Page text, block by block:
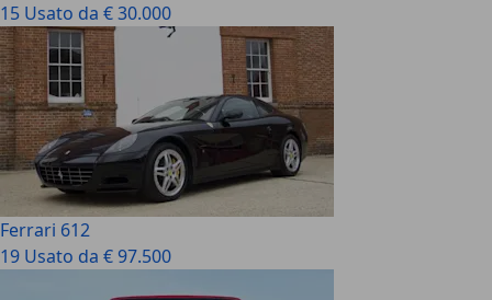
15 Usato da € 30.000
Ferrari 612
19 Usato da € 97.500